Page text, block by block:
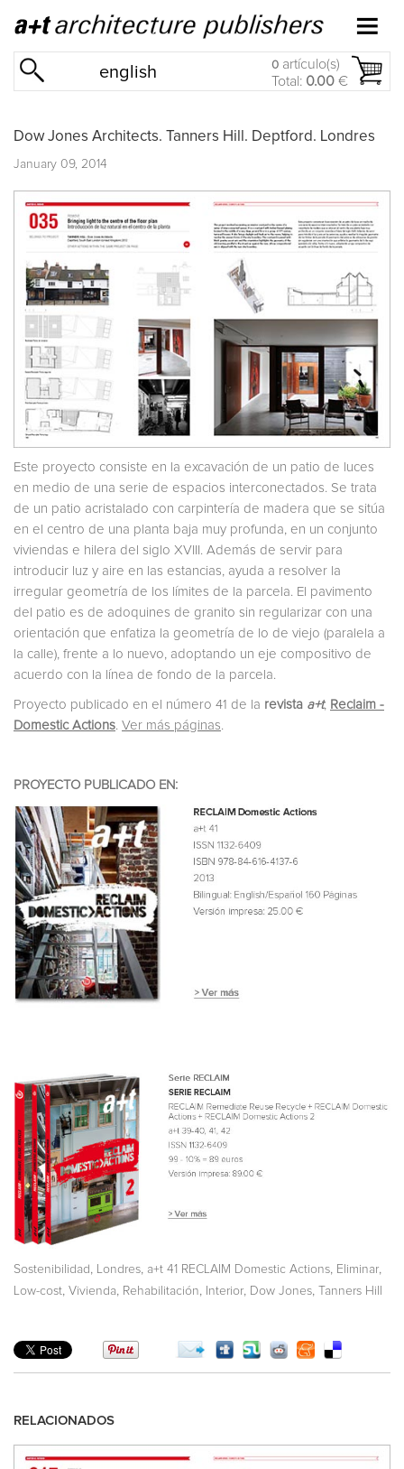
english 0 artículo(s)
Total: 0.00 €
Dow Jones Architects. Tanners Hill. Deptford. Londres
January 09, 2014
Este proyecto consiste en la excavación de un patio de luces
en medio de una serie de espacios interconectados. Se trata
de un patio acristalado con carpintería de madera que se sitúa
en el centro de una planta baja muy profunda, en un conjunto
viviendas e hilera del siglo XVIII. Además de servir para
introducir luz y aire en las estancias, ayuda a resolver la
irregular geometría de los límites de la parcela. El pavimento
del patio es de adoquines de granito sin regularizar con una
orientación que enfatiza la geometría de lo de viejo (paralela a
la calle), frente a lo nuevo, adoptando un eje compositivo de
acuerdo con la línea de fondo de la parcela.
Proyecto publicado en el número 41 de la revista a+t, Reclaim -
Domestic Actions. Ver más páginas.
PROYECTO PUBLICADO EN:
Sostenibilidad , Londres, a+t 41 RECLAIM Domestic Actions, Eliminar,
Low-cost, Vivienda, Rehabilitación, Interior, Dow Jones, Tanners Hill
RELACIONADOS